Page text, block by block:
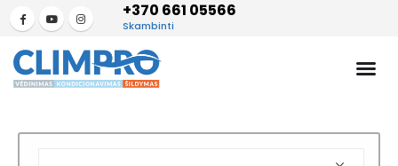
+370 661 05566
Skambinti